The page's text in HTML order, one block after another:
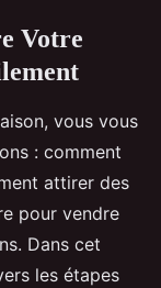
Votre
vous vous
: comment
attirer des
pour vendre
Dans cet
les étapes